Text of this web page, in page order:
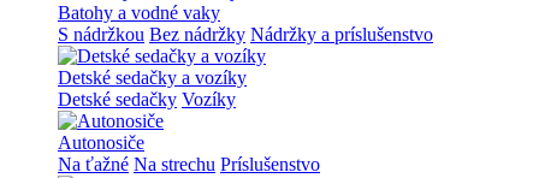
Batohy a vodné vaky
S nádržkou Bez nádržky Nádržky a príslušenstvo
Detské sedačky a vozíky
Detské sedačky Vozíky
Autonosiče
Na ťažné Na strechu Príslušenstvo